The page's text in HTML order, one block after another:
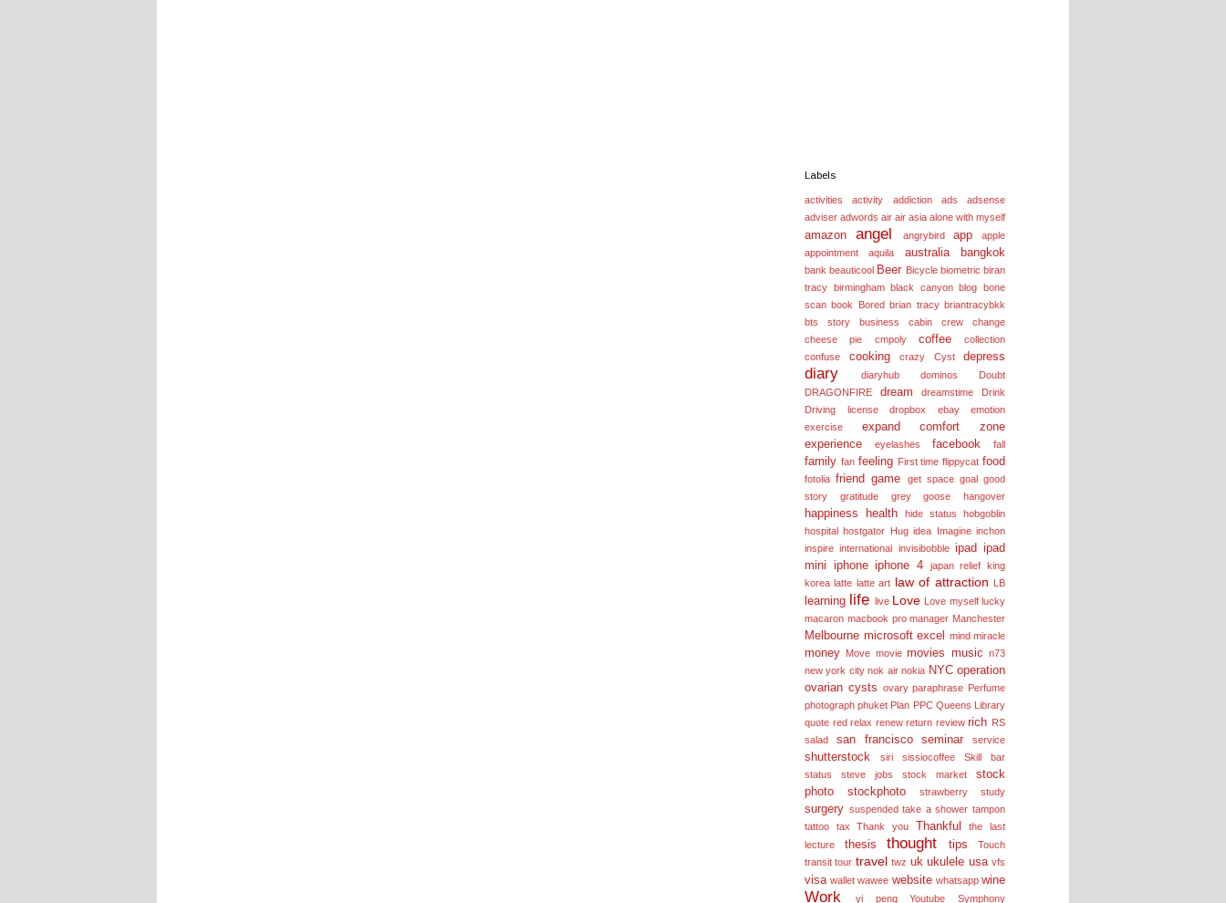
Labels
activities activity addiction ads
adsense
adviser adwords air air asia alone with myself
amazon angel angrybird app
apple
appointment
aquila australia bangkok
bank beauticool Beer Bicycle biometric biran
tracy birmingham black canyon blog bone
scan book Bored brian tracy briantracybkk
bts story
business cabin crew
change
cheese pie
cmpoly coffee
collection
confuse
cooking crazy Cyst depress
diary diaryhub dominos
Doubt
DRAGONFIRE
dream dreamstime
Drink
Driving license
dropbox ebay
emotion
exercise
expand comfort zone
experience
eyelashes facebook fall
family fan feeling First time flippycat food
fotolia friend game get space goal good
story
gratitude grey goose hangover
happiness health hide status
hobgoblin
hospital hostgator Hug idea Imagine inchon
inspire international invisibobble ipad ipad
mini
iphone iphone 4 japan relief king
korea latte latte art law of attraction LB
learning life live Love Love myself lucky
macaron macbook pro manager Manchester
Melbourne microsoft excel mind miracle
money Move movie movies music n73
new york city nok air nokia NYC operation
ovarian cysts ovary paraphrase Perfume
photograph phuket Plan PPC Queens Library
quote red relax renew return review rich RS
salad
san francisco seminar service
shutterstock siri sissiocoffee
Skill bar
status
steve jobs stock market
stock
photo
stockphoto strawberry study
surgery suspended take a shower tampon
tattoo
tax Thank you Thankful
the last
lecture
thesis thought tips
Touch
transit tour travel twz uk ukulele usa vfs
visa wallet wawee website whatsapp wine
Work yi peng Youtube Symphony